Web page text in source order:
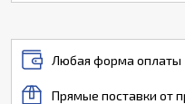
Любая форма оплаты
Прямые поставки от